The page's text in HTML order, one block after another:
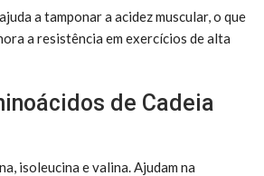
a tamponar a acidez muscular, o que
a resistência em exercícios de alta
de Cadeia
isoleucina e valina. Ajudam na